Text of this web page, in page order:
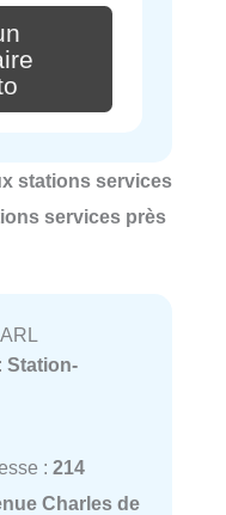
stations services
services près
Station-
: 214
Charles de